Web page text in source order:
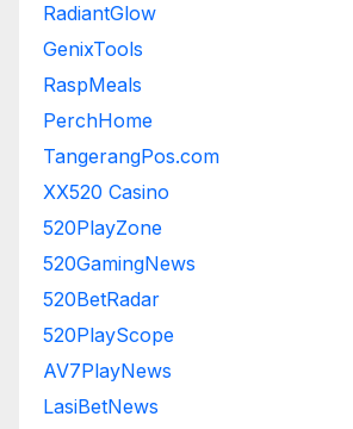
RadiantGlow
GenixTools
RaspMeals
PerchHome
TangerangPos.com
XX520 Casino
520PlayZone
520GamingNews
520BetRadar
520PlayScope
AV7PlayNews
LasiBetNews